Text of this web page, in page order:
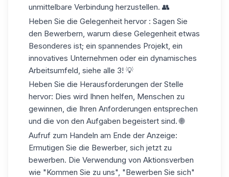
unmittelbare Verbindung herzustellen. 👥
Heben Sie die Gelegenheit hervor : Sagen Sie
den Bewerbern, warum diese Gelegenheit etwas
Besonderes ist; ein spannendes Projekt, ein
innovatives Unternehmen oder ein dynamisches
Arbeitsumfeld, siehe alle 3! 💡
Heben Sie die Herausforderungen der Stelle
hervor: Dies wird Ihnen helfen, Menschen zu
gewinnen, die Ihren Anforderungen entsprechen
und die von den Aufgaben begeistert sind. 🌐
Aufruf zum Handeln am Ende der Anzeige:
Ermutigen Sie die Bewerber, sich jetzt zu
bewerben. Die Verwendung von Aktionsverben
wie "Kommen Sie zu uns", "Bewerben Sie sich"